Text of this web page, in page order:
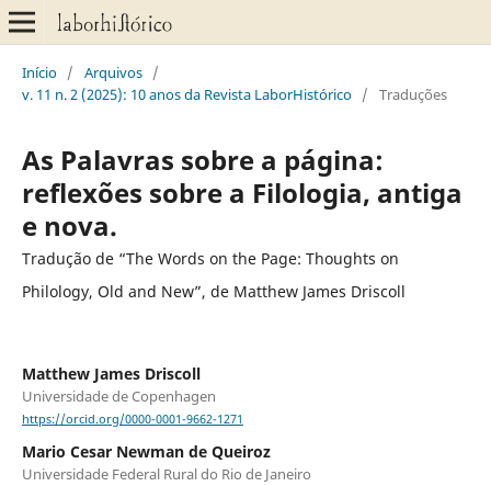
Início / Arquivos /
v. 11 n. 2 (2025): 10 anos da Revista LaborHistórico / Traduções
As Palavras sobre a página:
reflexões sobre a Filologia, antiga
e nova.
Tradução de “The Words on the Page: Thoughts on
Philology, Old and New”, de Matthew James Driscoll
Matthew James Driscoll
Universidade de Copenhagen
https://orcid.org/0000-0001-9662-1271
Mario Cesar Newman de Queiroz
Universidade Federal Rural do Rio de Janeiro